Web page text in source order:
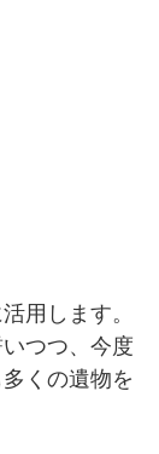
用します。
つつ、今度
くの遺物を